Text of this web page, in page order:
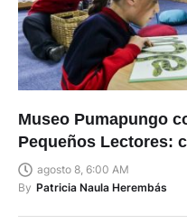
Museo Pumapungo
Pequeños Lectores:
agosto 8, 6:00 AM
By Patricia Naula Herembás